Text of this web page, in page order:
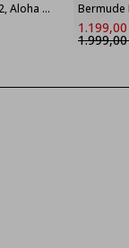
Bermude DSQUARED2, Aloha Souvenir Boxer Shorts